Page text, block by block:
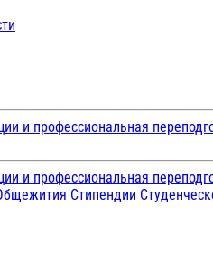
и профессиональная
и профессиональная
Стипендии